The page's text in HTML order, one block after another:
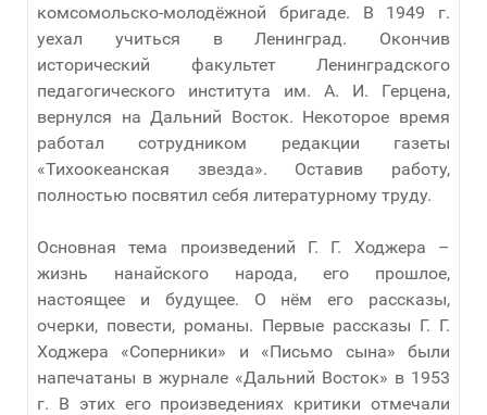
комсомольско-молодёжной бригаде. В 1949 г.
уехал учиться в Ленинград. Окончив
исторический факультет Ленинградского
педагогического института им. А. И. Герцена,
вернулся на Дальний Восток. Некоторое время
работал сотрудником редакции газеты
«Тихоокеанская звезда». Оставив работу,
полностью посвятил себя литературному труду.
Основная тема произведений Г. Г. Ходжера –
жизнь нанайского народа, его прошлое,
настоящее и будущее. О нём его рассказы,
очерки, повести, романы. Первые рассказы Г. Г.
Ходжера «Соперники» и «Письмо сына» были
напечатаны в журнале «Дальний Восток» в 1953
г. В этих его произведениях критики отмечали